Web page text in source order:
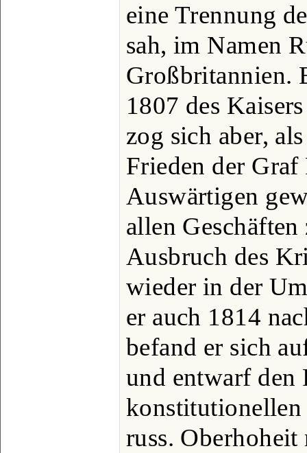
eine Trennung
sah, im Namen
Großbritannien.
1807 des
zog sich aber,
Frieden der
Auswärtigen
allen
Ausbruch des
wieder in der
er auch 1814
befand er sich
und entwarf den
konstitutionellen
russ. Oberhoheit